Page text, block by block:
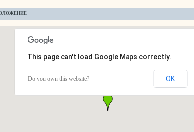
This page can't load Google Maps correctly.
Do you own this website? OK